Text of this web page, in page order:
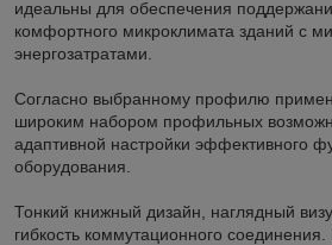
идеальны для обеспечения
комфортного микроклимата зданий с
энергозатратами.
Согласно выбранному профилю
широким набором профильных
адаптивной настройки эффективного
оборудования.
Тонкий книжный дизайн, наглядный
гибкость коммутационного